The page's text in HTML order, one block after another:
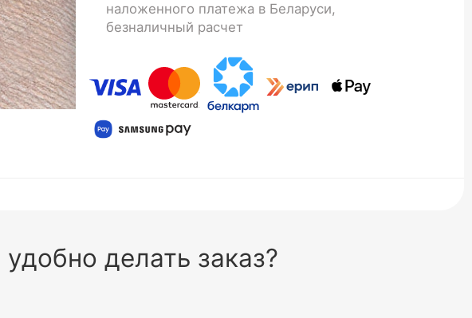
наложенного платежа в Беларуси,
безналичный расчет
удобно делать заказ?